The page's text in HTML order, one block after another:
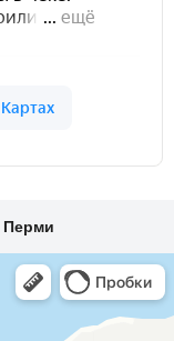
Перми